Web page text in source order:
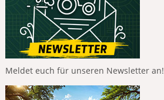
Meldet euch für unseren Newsletter an!